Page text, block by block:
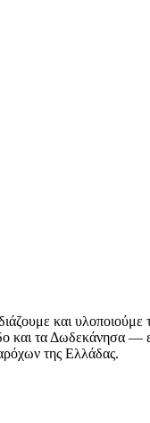
και υλοποιούμε
και τα Δωδεκάνησα —
της Ελλάδας.